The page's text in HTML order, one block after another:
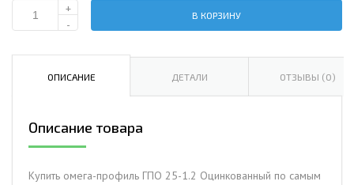
Количество
профиль
Оцинкованный
+
-
В КОРЗИНУ
ОПИСАНИЕ ДЕТАЛИ ОТЗЫВЫ (0)
Описание товара
Купить омега-профиль ГПО 25-1.2 Оцинкованный по самым